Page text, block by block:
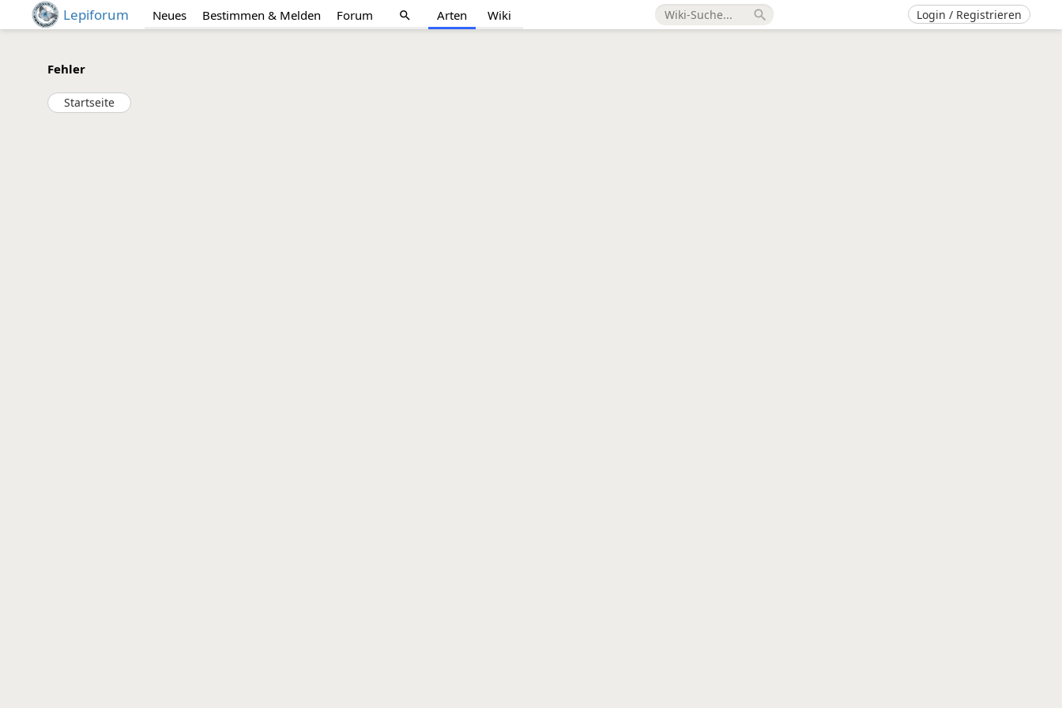
Lepiforum Neues Bestimmen & Melden Forum search Arten Wiki search Login / Registrieren
Fehler
Startseite